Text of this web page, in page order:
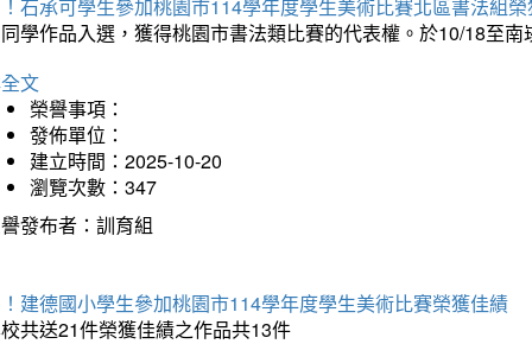
石承可學生參加桃園市114學年度學生美術比賽北區書法組
學作品入選，獲得桃園市書法類比賽的代表權。於10/18至
文
榮譽事項：
發佈單位：
建立時間：2025-10-20
瀏覽次數：347
發布者：訓育組
建德國小學生參加桃園市114學年度學生美術比賽榮獲佳績
共送21件榮獲佳績之作品共13件